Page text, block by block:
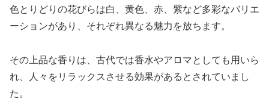
色とりどりの花びらは白、黄色、赤、紫など多彩なバリエ
ーションがあり、それぞれ異なる魅力を放ちます。
その上品な香りは、古代では香水やアロマとしても用いら
れ、人々をリラックスさせる効果があるとされていまし
た。